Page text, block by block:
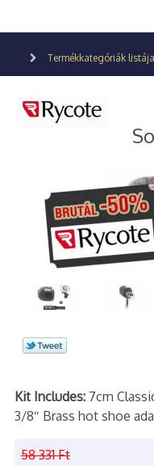
Termékkategóriák listája
Kit Includes:7cm
3/8″ Brass hot shoe
58 331 Ft